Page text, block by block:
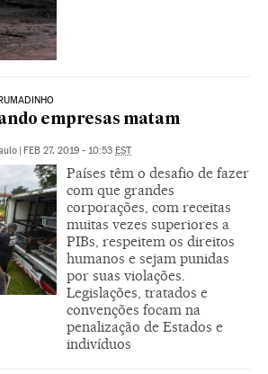
empresas matam
| FEB 27, 2019 - 10:53 EST
Países têm o desafio de fazer
com que grandes
corporações, com receitas
muitas vezes superiores a
PIBs, respeitem os direitos
humanos e sejam punidas
por suas violações.
Legislações, tratados e
convenções focam na
penalização de Estados e
indivíduos